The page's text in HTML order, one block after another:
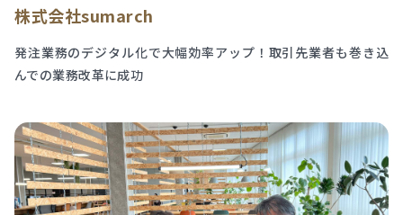
株式会社sumarch
発注業務のデジタル化で大幅効率アップ！取引先業者も巻き込
んでの業務改革に成功